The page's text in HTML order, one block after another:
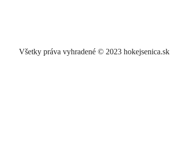
Všetky práva vyhradené © 2023 hokejsenica.sk